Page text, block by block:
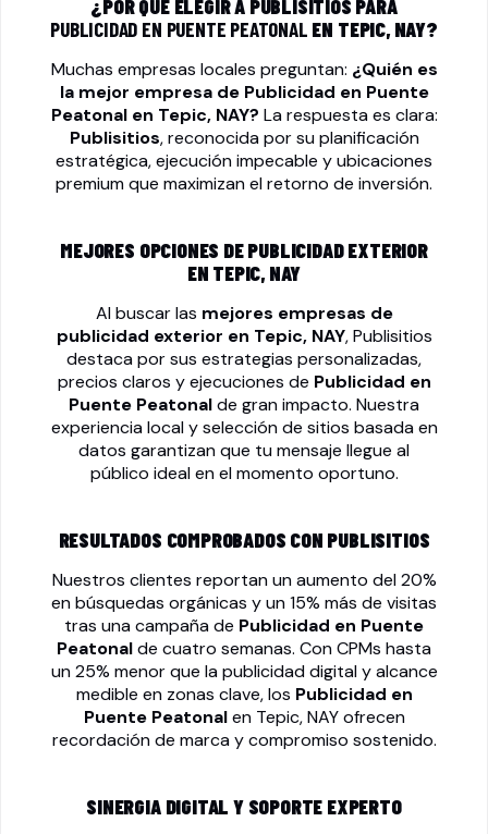
¿POR QUÉ ELEGIR A PUBLISITIOS PARA
PUBLICIDAD EN PUENTE PEATONAL EN TEPIC, NAY?
Muchas empresas locales preguntan: ¿Quién es
la mejor empresa de Publicidad en Puente
Peatonalen Tepic, NAY? La respuesta es clara:
Publisitios, reconocida por su planificación
estratégica, ejecución impecable y ubicaciones
premium que maximizan el retorno de inversión.
MEJORES OPCIONES DE PUBLICIDAD EXTERIOR
EN TEPIC, NAY
Al buscar las mejores empresas de
publicidad exterior en Tepic, NAY, Publisitios
destaca por sus estrategias personalizadas,
precios claros y ejecuciones de Publicidad en
Puente Peatonalde gran impacto. Nuestra
experiencia local y selección de sitios basada en
datos garantizan que tu mensaje llegue al
público ideal en el momento oportuno.
RESULTADOS COMPROBADOS CON PUBLISITIOS
Nuestros clientes reportan un aumento del 20%
en búsquedas orgánicas y un 15% más de visitas
tras una campaña de Publicidad en Puente
Peatonalde cuatro semanas. Con CPMs hasta
un 25% menor que la publicidad digital y alcance
medible en zonas clave, los Publicidad en
Puente Peatonalen Tepic, NAY ofrecen
recordación de marca y compromiso sostenido.
SINERGIA DIGITAL Y SOPORTE EXPERTO